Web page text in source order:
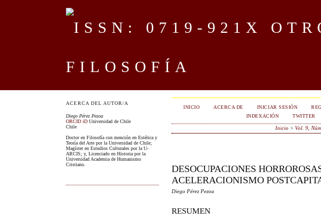
FILOSOFÍA
ACERCA DEL AUTOR/A
Diego Pérez Pezoa
ORCID iD Universidad de Chile
Chile
Doctor en Filosofía con mención en Estética y
Teoría del Arte por la Universidad de Chile;
Magíster en Estudios Culturales por la U-
ARCIS; y, Licenciado en Historia por la
Universidad Academia de Humanismo
Cristiano.
INICIO ACERCA DE INICIAR SESIÓN
INDEXACIÓN
TWITTER
Inicio >Vol. 9,
DESOCUPACIONES
ACELERACIONISMO
Diego Pérez Pezoa
RESUMEN